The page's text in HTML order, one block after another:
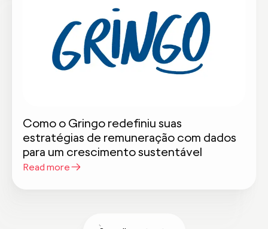
Como o Gringo redefiniu suas
estratégias de remuneração com dados
para um crescimento sustentável
Read more